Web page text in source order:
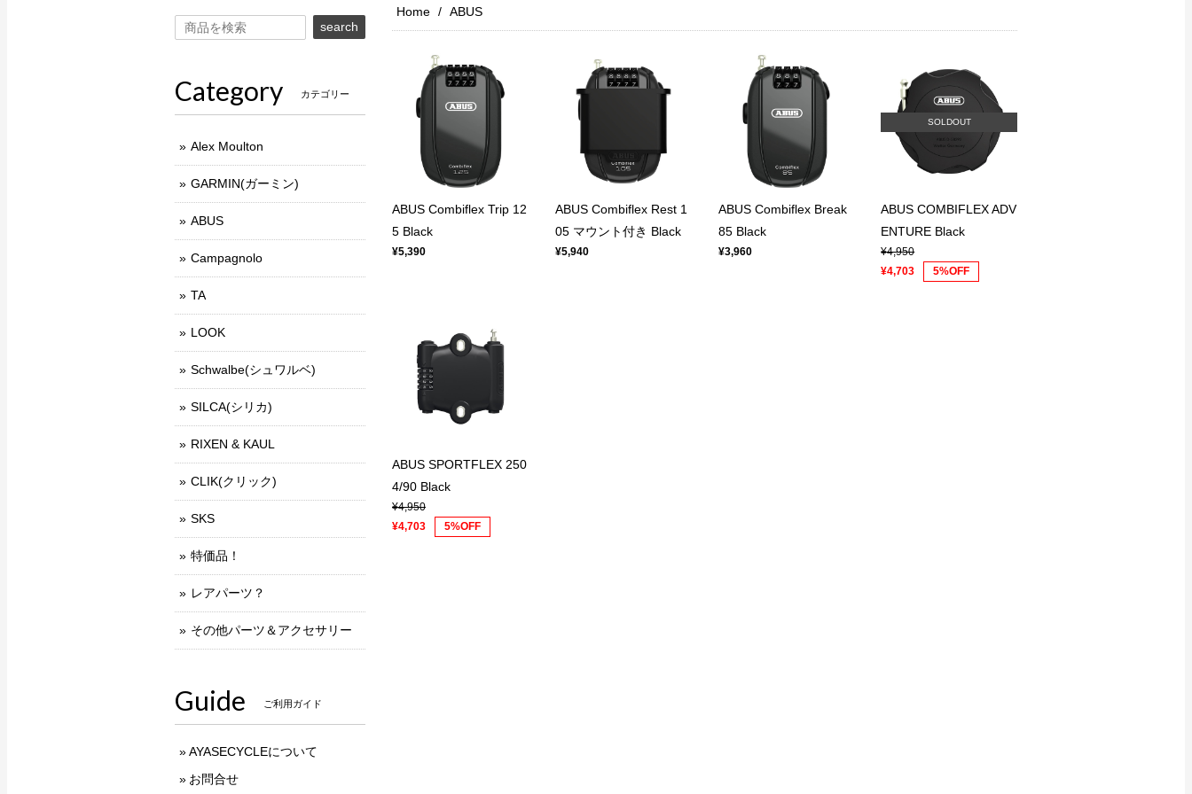
Home ABUS
ABUS Combiflex Trip 12
5 Black
¥5,390
ABUS Combiflex Rest 1
05 マウント付き Black
¥5,940
ABUS Combiflex Break
85 Black
¥3,960
SOLDOUT
ABUS COMBIFLEX ADV
ENTURE Black
¥4,950
¥4,703
5%OFF
ABUS SPORTFLEX 250
4/90 Black
¥4,950
¥4,703
5%OFF
search
Category カテゴリー
Alex Moulton
GARMIN(ガーミン)
ABUS
Campagnolo
TA
LOOK
Schwalbe(シュワルベ)
SILCA(シリカ)
RIXEN & KAUL
CLIK(クリック)
SKS
特価品！
レアパーツ？
その他パーツ＆アクセサリー
Guide ご利用ガイド
AYASECYCLEについて
お問合せ